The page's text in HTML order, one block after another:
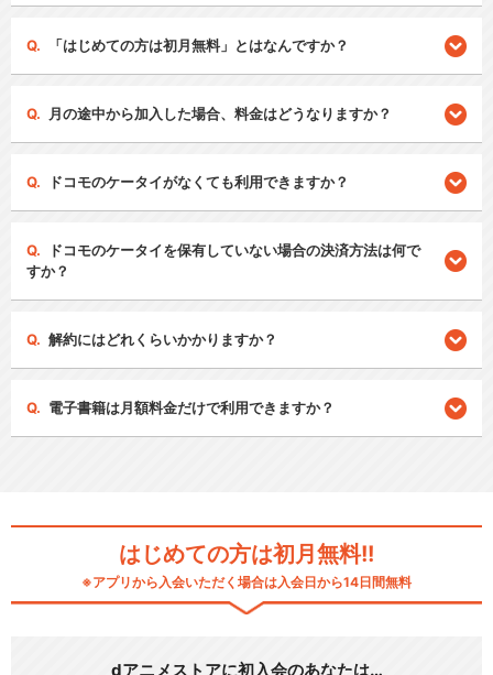
「はじめての方は初月無料」とはなんですか？
月の途中から加入した場合、料金はどうなりますか？
ドコモのケータイがなくても利用できますか？
ドコモのケータイを保有していない場合の決済方法は何で
すか？
解約にはどれくらいかかりますか？
電子書籍は月額料金だけで利用できますか？
はじめての方は初月無料!!
※アプリから入会いただく場合は入会日から14日間無料
dアニメストアに初入会のあなたは…